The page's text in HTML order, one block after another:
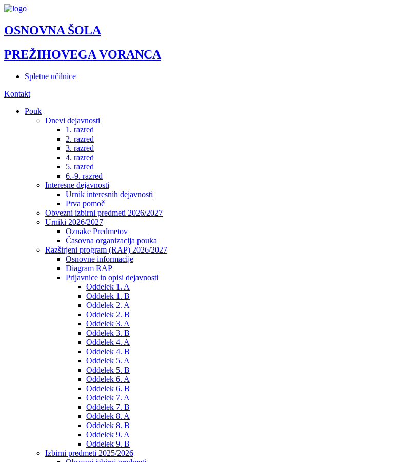
OSNOVNA ŠOLA
PREŽIHOVEGA VORANCA
Spletne učilnice
Kontakt
Pouk
Dnevi dejavnosti
1. razred
2. razred
3. razred
4. razred
5. razred
6.-9. razred
Interesne dejavnosti
Urnik interesnih dejavnosti
Prva pomoč
Obvezni izbirni predmeti 2026/2027
Urniki 2026/2027
Oznake Predmetov
Časovna organizacija pouka
Razširjeni program (RAP) 2026/2027
Osnovne informacije
Diagram RAP
Prijavnice in opisi dejavnosti
Oddelek 1. A
Oddelek 1. B
Oddelek 2. A
Oddelek 2. B
Oddelek 3. A
Oddelek 3. B
Oddelek 4. A
Oddelek 4. B
Oddelek 5. A
Oddelek 5. B
Oddelek 6. A
Oddelek 6. B
Oddelek 7. A
Oddelek 7. B
Oddelek 8. A
Oddelek 8. B
Oddelek 9. A
Oddelek 9. B
Izbirni predmeti 2025/2026